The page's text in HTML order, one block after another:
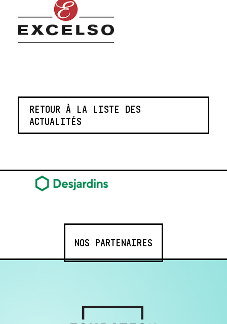
RETOUR À LA LISTE DES
ACTUALITÉS
NOS PARTENAIRES